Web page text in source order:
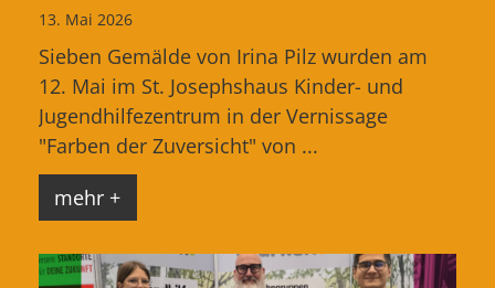
13. Mai 2026
Sieben Gemälde von Irina Pilz wurden am
12. Mai im St. Josephshaus Kinder- und
Jugendhilfezentrum in der Vernissage
"Farben der Zuversicht" von ...
mehr +